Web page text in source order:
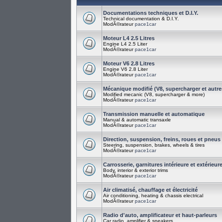
Documentations techniques et D.I.Y.
Technical documentation & D.I.Y.
ModÃ©rateurpace1car
Moteur L4 2.5 Litres
Engine L4 2.5 Liter
ModÃ©rateurpace1car
Moteur V6 2.8 Litres
Engine V6 2.8 Liter
ModÃ©rateurpace1car
Mécanique modifié (V8, supercharger et
Modified mecanic (V8, supercharger & more)
ModÃ©rateurpace1car
Transmission manuelle et automatique
Manual & automatic transaxle
ModÃ©rateurpace1car
Direction, suspension, freins, roues et pneus
Steering, suspension, brakes, wheels & tires
ModÃ©rateurpace1car
Carrosserie, garnitures intérieure et extérieure
Body, interior & exterior trims
ModÃ©rateurpace1car
Air climatisé, chauffage et électricité
Air conditioning, heating & chassis electrical
ModÃ©rateurpace1car
Radio d'auto, amplificateur et haut-parleurs
Car radio, amplifier & speakers